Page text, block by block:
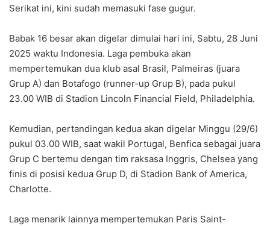
Serikat ini, kini sudah memasuki fase gugur.
Babak 16 besar akan digelar dimulai hari ini, Sabtu, 28 Juni
2025 waktu Indonesia. Laga pembuka akan
mempertemukan dua klub asal Brasil, Palmeiras (juara
Grup A) dan Botafogo (runner-up Grup B), pada pukul
23.00 WIB di Stadion Lincoln Financial Field, Philadelphia.
Kemudian, pertandingan kedua akan digelar Minggu (29/6)
pukul 03.00 WIB, saat wakil Portugal, Benfica sebagai juara
Grup C bertemu dengan tim raksasa Inggris, Chelsea yang
finis di posisi kedua Grup D, di Stadion Bank of America,
Charlotte.
Laga menarik lainnya mempertemukan Paris Saint-